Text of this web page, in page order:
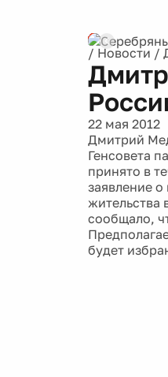
/ Новости /
22 мая 2012
Дмитрий
Генсовета
принято в
заявление
жительства
сообщало,
будет